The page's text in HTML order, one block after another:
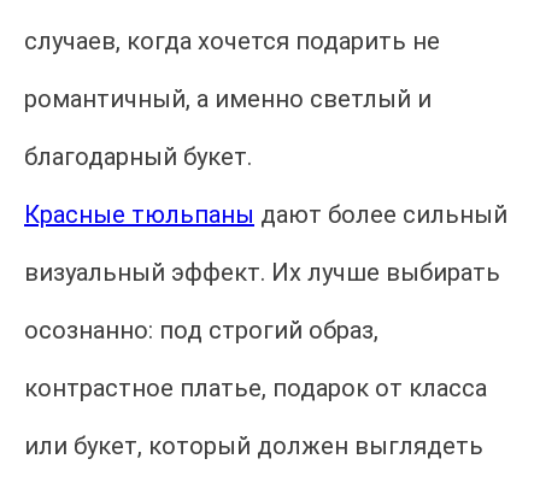
случаев, когда хочется подарить не
романтичный, а именно светлый и
благодарный букет.
Красные тюльпаны дают более сильный
визуальный эффект. Их лучше выбирать
осознанно: под строгий образ,
контрастное платье, подарок от класса
или букет, который должен выглядеть